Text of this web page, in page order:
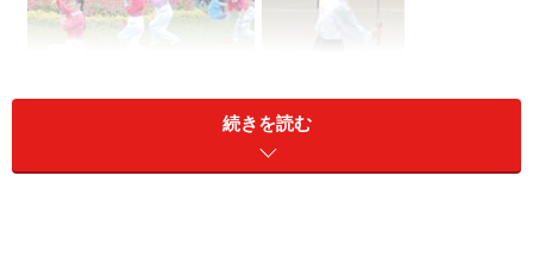
扇なんかじゃ物足りない。いっそ剣を持ちま
続きを読む